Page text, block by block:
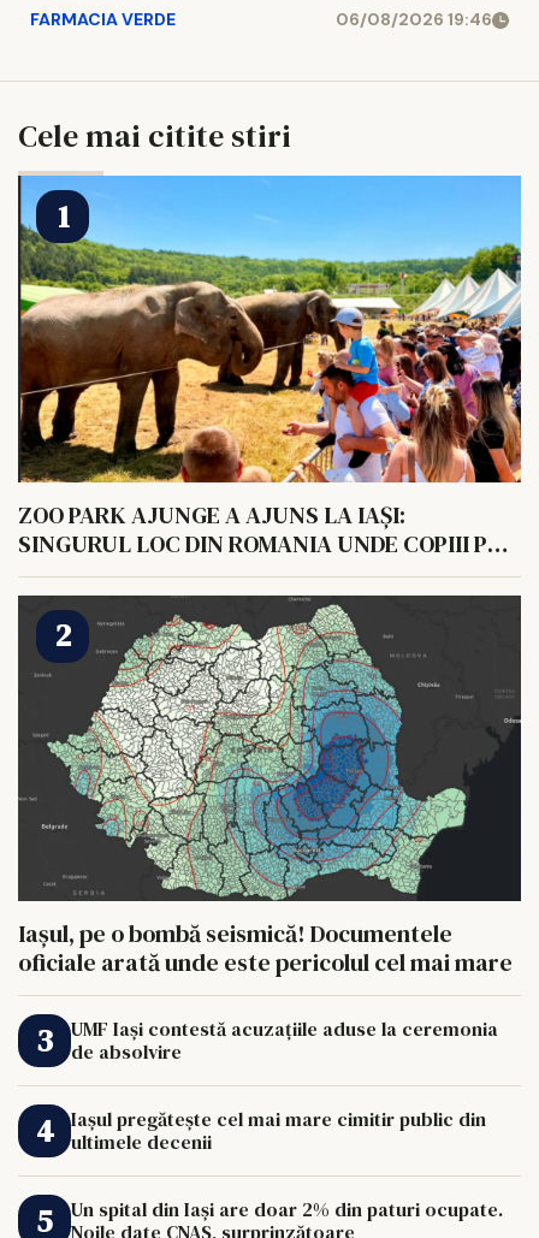
FARMACIA VERDE 06/08/2026 19:46
Cele mai citite stiri
ZOO PARK AJUNGE A AJUNS LA IAȘI:
SINGURUL LOC DIN ROMANIA UNDE COPIII POT
HRANI UN ELEFANT
Iașul, pe o bombă seismică! Documentele
oficiale arată unde este pericolul cel mai mare
UMF Iași contestă acuzațiile aduse la ceremonia
de absolvire
Iașul pregătește cel mai mare cimitir public din
ultimele decenii
Un spital din Iași are doar 2% din paturi ocupate.
Noile date CNAS, surprinzătoare